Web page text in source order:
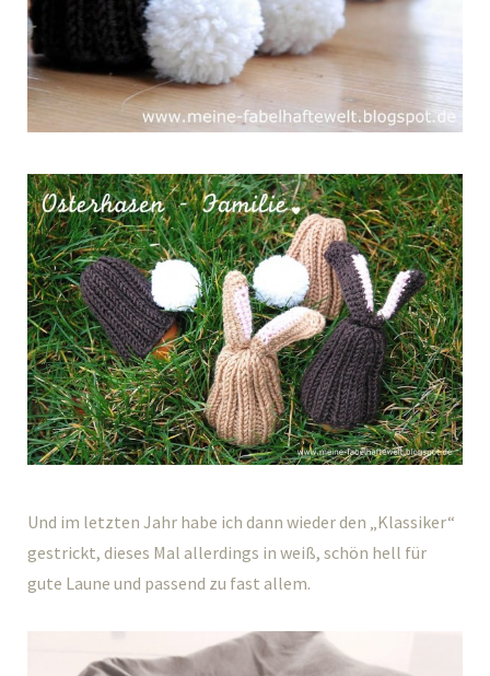
Und im letzten Jahr habe ich dann wieder den „Klassiker“
gestrickt, dieses Mal allerdings in weiß, schön hell für
gute Laune und passend zu fast allem.